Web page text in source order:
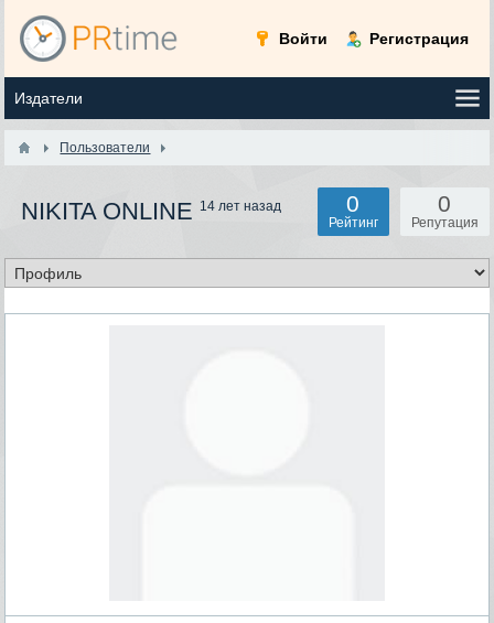
Войти Регистрация
Пользователи
NIKITA ONLINE 14 лет назад 0
Репутация
0
Рейтинг